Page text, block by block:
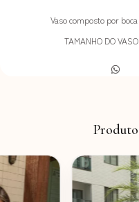
Vaso composto por
TAMANHO DO